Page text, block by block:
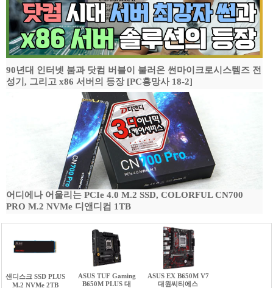
90년대 인터넷 붐과 닷컴 버블이 불러온 썬마이크로시스템즈 전
성기, 그리고 x86 서버의 등장 [PC흥망사 18-2]
어디에나 어울리는 PCIe 4.0 M.2 SSD, COLORFUL CN700
PRO M.2 NVMe 디앤디컴 1TB